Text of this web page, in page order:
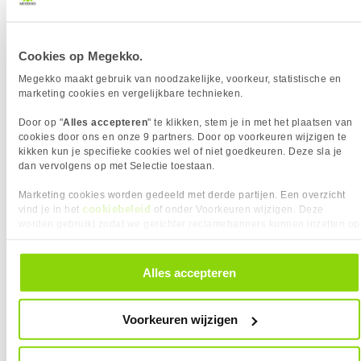
Cookies op Megekko.
Megekko maakt gebruik van noodzakelijke, voorkeur, statistische en
marketing cookies en vergelijkbare technieken.
Door op "Alles accepteren" te klikken, stem je in met het plaatsen van
cookies door ons en onze 9 partners. Door op voorkeuren wijzigen te
kikken kun je specifieke cookies wel of niet goedkeuren. Deze sla je
dan vervolgens op met Selectie toestaan.
Marketing cookies worden gedeeld met derde partijen. Een overzicht
vind je in het cookiebeleid of onder Voorkeuren wijzigen. Deze
alle cookies. Je kunt je gegeven toestemming altijd intrekken, dit doe je
door in de footer van onze website te klikken op ‘Cookievoorkeuren’
Alles accepteren
Voorkeuren wijzigen
Hoofdtelefoon uit
ERGONOMIE
Bevestigingsmogelijkheid
voor kabelslot
✓︎
Portretstand
✖︎
Draaibaar
Hoogte verstelbaar
✖︎
On Screen Display (OSD)
✓︎
centimeters
80 cm
✓︎
VESA montage afmetingen
100 x 100
ENERGIE
VAAK SAMEN GEKOCHT MET
Lexar NM790 4TB M.2 SSD
419,-
Equip 119272 DisplayPort kabel 2 m
Zwart
11,